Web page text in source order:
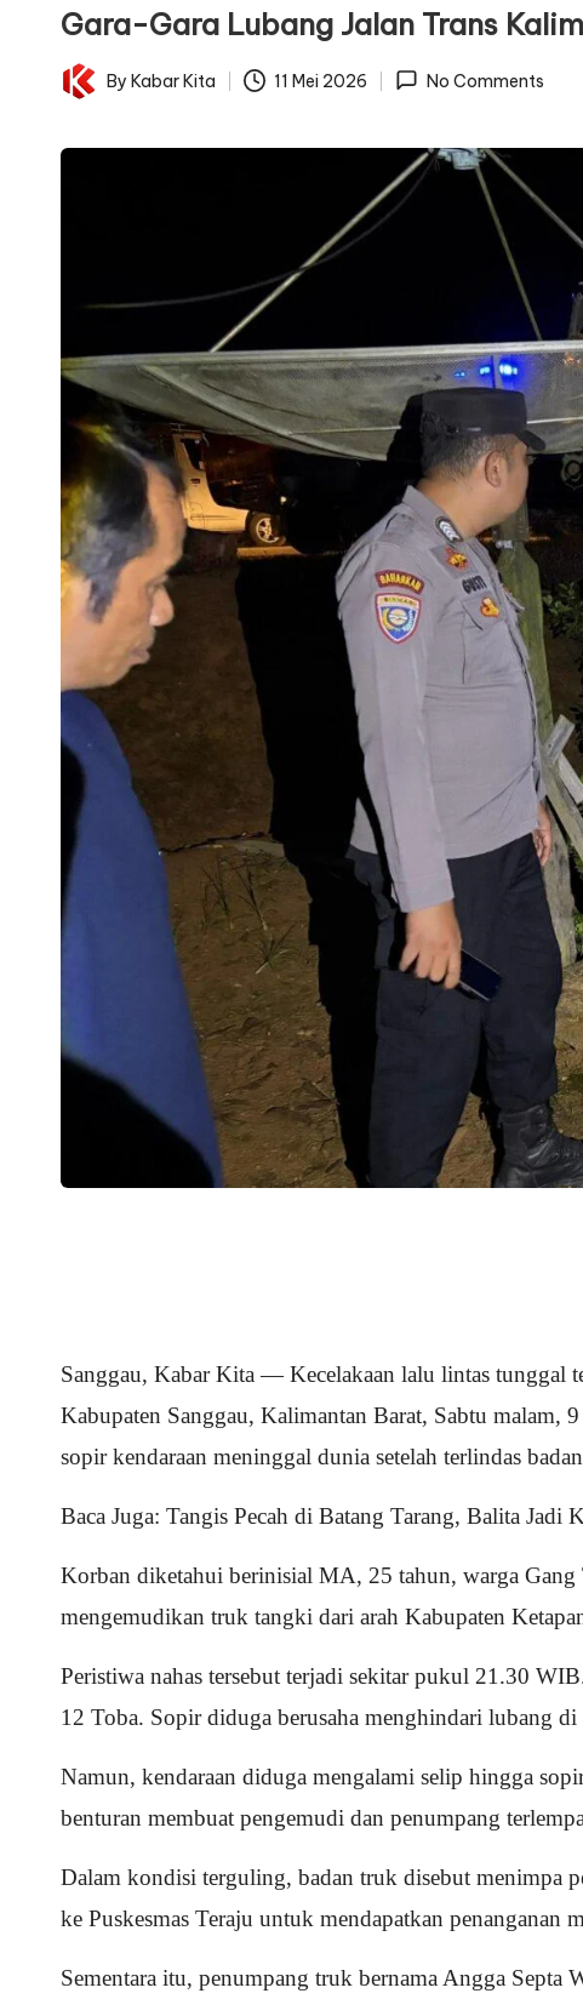
Gara-Gara Lubang Jalan Trans
Posted
By Kabar Kita 11 Mei 2026 No Comments
Sanggau, Kabar Kita — Kecelakaan lalu lintas tunggal
Kabupaten Sanggau, Kalimantan Barat, Sabtu
sopir kendaraan meninggal dunia setelah terlindas
Baca Juga: Tangis Pecah di Batang Tarang, Balita Jadi
Korban diketahui berinisial MA, 25 tahun, warga
mengemudikan truk tangki dari arah Kabupaten
Peristiwa nahas tersebut terjadi sekitar pukul 21.30
12 Toba. Sopir diduga berusaha menghindari lubang
Namun, kendaraan diduga mengalami selip hingga
benturan membuat pengemudi dan penumpang
Dalam kondisi terguling, badan truk disebut menimpa
ke Puskesmas Teraju untuk mendapatkan
Sementara itu, penumpang truk bernama Angga Septa